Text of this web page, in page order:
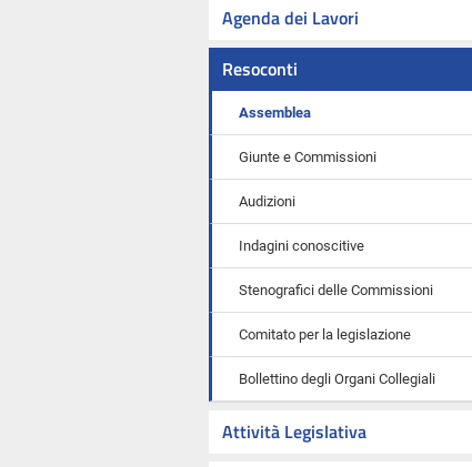
Agenda dei Lavori
Resoconti
Assemblea
Giunte e Commissioni
Audizioni
Indagini conoscitive
Stenografici delle Commissioni
Comitato per la legislazione
Bollettino degli Organi Collegiali
Attività Legislativa